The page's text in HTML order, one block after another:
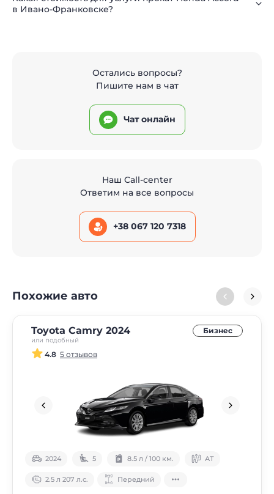
в Ивано-Франковске?
Остались вопросы?
Пишите нам в чат
Чат онлайн
Наш Call-center
Ответим на все вопросы
+38 067 120 7318
Похожие авто
Toyota Camry 2024
или подобный
Бизнес
4.8 5 отзывов
2024 5 8.5 л / 100 км. АТ
2.5 л 207 л.с. Передний